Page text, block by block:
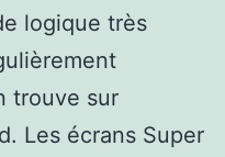
logique très
trouve sur
Les écrans Super